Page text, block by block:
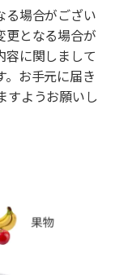
る場合がござい
更となる場合が
容に関しまして
。お手元に届き
すようお願いし